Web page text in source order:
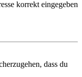
korrekt eingegeben
dass du